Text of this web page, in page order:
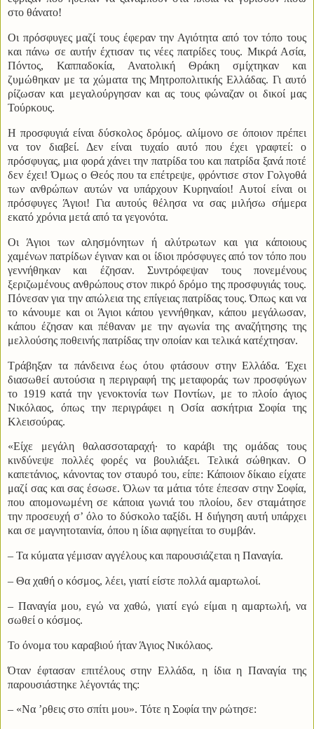
στο θάνατο!
Οι πρόσφυγες μαζί τους έφεραν την Αγιότητα από τον τόπο τους
και πάνω σε αυτήν έχτισαν τις νέες πατρίδες τους. Μικρά Ασία,
Πόντος, Καππαδοκία, Ανατολική Θράκη σμίχτηκαν και
ζυμώθηκαν με τα χώματα της Μητροπολιτικής Ελλάδας. Γι αυτό
ρίζωσαν και μεγαλούργησαν και ας τους φώναζαν οι δικοί μας
Τούρκους.
Η προσφυγιά είναι δύσκολος δρόμος. αλίμονο σε όποιον πρέπει
να τον διαβεί. Δεν είναι τυχαίο αυτό που έχει γραφτεί: ο
πρόσφυγας, μια φορά χάνει την πατρίδα του και πατρίδα ξανά ποτέ
δεν έχει! Όμως ο Θεός που τα επέτρεψε, φρόντισε στον Γολγοθά
των ανθρώπων αυτών να υπάρχουν Κυρηναίοι! Αυτοί είναι οι
πρόσφυγες Άγιοι! Για αυτούς θέλησα να σας μιλήσω σήμερα
εκατό χρόνια μετά από τα γεγονότα.
Οι Άγιοι των αλησμόνητων ή αλύτρωτων και για κάποιους
χαμένων πατρίδων έγιναν και οι ίδιοι πρόσφυγες από τον τόπο που
γεννήθηκαν και έζησαν. Συντρόφεψαν τους πονεμένους
ξεριζωμένους ανθρώπους στον πικρό δρόμο της προσφυγιάς τους.
Πόνεσαν για την απώλεια της επίγειας πατρίδας τους. Όπως και να
το κάνουμε και οι Άγιοι κάπου γεννήθηκαν, κάπου μεγάλωσαν,
κάπου έζησαν και πέθαναν με την αγωνία της αναζήτησης της
μελλούσης ποθεινής πατρίδας την οποίαν και τελικά κατέχτησαν.
Τράβηξαν τα πάνδεινα έως ότου φτάσουν στην Ελλάδα. Έχει
διασωθεί αυτούσια η περιγραφή της μεταφοράς των προσφύγων
το 1919 κατά την γενοκτονία των Ποντίων, με το πλοίο άγιος
Νικόλαος, όπως την περιγράφει η Οσία ασκήτρια Σοφία της
Κλεισούρας.
«Είχε μεγάλη θαλασσοταραχή· το καράβι της ομάδας τους
κινδύνεψε πολλές φορές να βουλιάξει. Τελικά σώθηκαν. Ο
καπετάνιος, κάνοντας τον σταυρό του, είπε: Κάποιον δίκαιο είχατε
μαζί σας και σας έσωσε. Όλων τα μάτια τότε έπεσαν στην Σοφία,
που απομονωμένη σε κάποια γωνιά του πλοίου, δεν σταμάτησε
την προσευχή σ’ όλο το δύσκολο ταξίδι. Η διήγηση αυτή υπάρχει
και σε μαγνητοταινία, όπου η ίδια αφηγείται το συμβάν.
– Τα κύματα γέμισαν αγγέλους και παρουσιάζεται η Παναγία.
– Θα χαθή ο κόσμος, λέει, γιατί είστε πολλά αμαρτωλοί.
– Παναγία μου, εγώ να χαθώ, γιατί εγώ είμαι η αμαρτωλή, να
σωθεί ο κόσμος.
Το όνομα του καραβιού ήταν Άγιος Νικόλαος.
Όταν έφτασαν επιτέλους στην Ελλάδα, η ίδια η Παναγία της
παρουσιάστηκε λέγοντάς της:
– «Να ’ρθεις στο σπίτι μου». Τότε η Σοφία την ρώτησε: